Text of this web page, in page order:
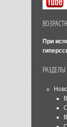
При